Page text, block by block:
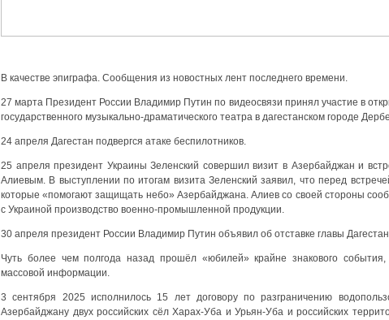
В качестве эпиграфа. Сообщения из новостных лент последнего времени.
27 марта Президент России Владимир Путин по видеосвязи принял участие в
государственного музыкально-драматического театра в дагестанском городе
24 апреля Дагестан подвергся атаке беспилотников.
25 апреля президент Украины Зеленский совершил визит в Азербайджан и
Алиевым. В выступлении по итогам визита Зеленский заявил, что перед
которые «помогают защищать небо» Азербайджана. Алиев со своей стороны
с Украиной производство военно-промышленной продукции.
30 апреля президент России Владимир Путин объявил об отставке главы
Чуть более чем полгода назад прошёл «юбилей» крайне знакового события,
массовой информации.
3 сентября 2025 исполнилось 15 лет договору по разграничению
Азербайджану двух российских сёл Харах-Уба и Урьян-Уба и российских